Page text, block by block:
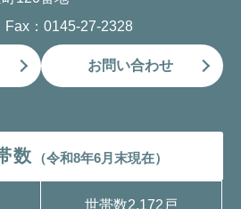
：0145-27-2328
お問い合わせ
数 （令和8年6月末現在）
世帯数2,172戸